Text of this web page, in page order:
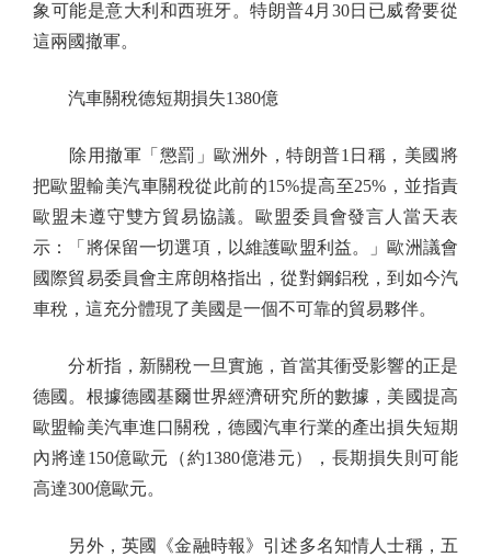
象可能是意大利和西班牙。特朗普4月30日已威脅要從
這兩國撤軍。
汽車關稅德短期損失1380億
除用撤軍「懲罰」歐洲外，特朗普1日稱，美國將
把歐盟輸美汽車關稅從此前的15%提高至25%，並指責
歐盟未遵守雙方貿易協議。歐盟委員會發言人當天表
示：「將保留一切選項，以維護歐盟利益。」歐洲議會
國際貿易委員會主席朗格指出，從對鋼鋁稅，到如今汽
車稅，這充分體現了美國是一個不可靠的貿易夥伴。
分析指，新關稅一旦實施，首當其衝受影響的正是
德國。根據德國基爾世界經濟研究所的數據，美國提高
歐盟輸美汽車進口關稅，德國汽車行業的產出損失短期
內將達150億歐元（約1380億港元），長期損失則可能
高達300億歐元。
另外，英國《金融時報》引述多名知情人士稱，五